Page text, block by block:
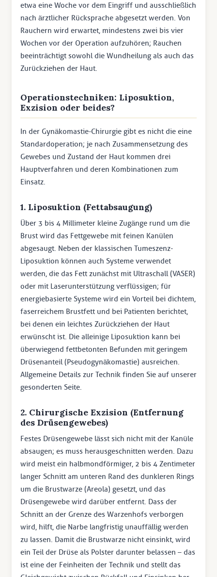
etwa eine Woche vor dem Eingriff und ausschließlich
nach ärztlicher Rücksprache abgesetzt werden. Von
Rauchern wird erwartet, mindestens zwei bis vier
Wochen vor der Operation aufzuhören; Rauchen
beeinträchtigt sowohl die Wundheilung als auch das
Zurückziehen der Haut.
Operationstechniken: Liposuktion,
Exzision oder beides?
In der Gynäkomastie-Chirurgie gibt es nicht die eine
Standardoperation; je nach Zusammensetzung des
Gewebes und Zustand der Haut kommen drei
Hauptverfahren und deren Kombinationen zum
Einsatz.
1. Liposuktion (Fettabsaugung)
Über 3 bis 4 Millimeter kleine Zugänge rund um die
Brust wird das Fettgewebe mit feinen Kanülen
abgesaugt. Neben der klassischen Tumeszenz-
Liposuktion können auch Systeme verwendet
werden, die das Fett zunächst mit Ultraschall (VASER)
oder mit Laserunterstützung verflüssigen; für
energiebasierte Systeme wird ein Vorteil bei dichtem,
faserreichem Brustfett und bei Patienten berichtet,
bei denen ein leichtes Zurückziehen der Haut
erwünscht ist. Die alleinige Liposuktion kann bei
überwiegend fettbetonten Befunden mit geringem
Drüsenanteil (Pseudogynäkomastie) ausreichen.
Allgemeine Details zur Technik finden Sie auf unserer
gesonderten Seite.
2. Chirurgische Exzision (Entfernung
des Drüsengewebes)
Festes Drüsengewebe lässt sich nicht mit der Kanüle
absaugen; es muss herausgeschnitten werden. Dazu
wird meist ein halbmondförmiger, 2 bis 4 Zentimeter
langer Schnitt am unteren Rand des dunkleren Rings
um die Brustwarze (Areola) gesetzt, und das
Drüsengewebe wird darüber entfernt. Dass der
Schnitt an der Grenze des Warzenhofs verborgen
wird, hilft, die Narbe langfristig unauffällig werden
zu lassen. Damit die Brustwarze nicht einsinkt, wird
ein Teil der Drüse als Polster darunter belassen – das
ist eine der Feinheiten der Technik und stellt das